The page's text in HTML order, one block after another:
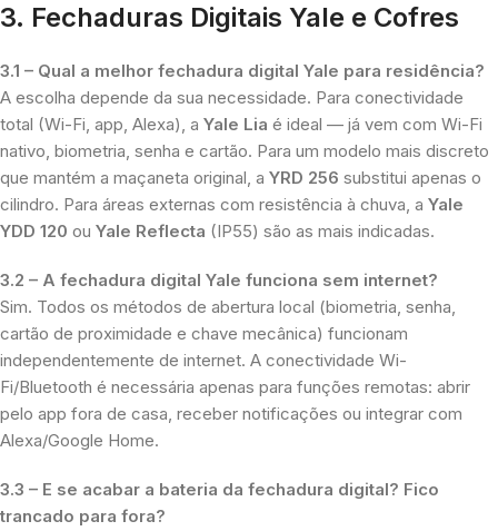
3. Fechaduras Digitais Yale e Cofres
3.1 – Qual a melhor fechadura digital Yale para residência?
A escolha depende da sua necessidade. Para conectividade
total (Wi-Fi, app, Alexa), a Yale Lia é ideal — já vem com Wi-Fi
nativo, biometria, senha e cartão. Para um modelo mais discreto
que mantém a maçaneta original, a YRD 256 substitui apenas o
cilindro. Para áreas externas com resistência à chuva, a Yale
YDD 120 ou Yale Reflecta (IP55) são as mais indicadas.
3.2 – A fechadura digital Yale funciona sem internet?
Sim. Todos os métodos de abertura local (biometria, senha,
cartão de proximidade e chave mecânica) funcionam
independentemente de internet. A conectividade Wi-
Fi/Bluetooth é necessária apenas para funções remotas: abrir
pelo app fora de casa, receber notificações ou integrar com
Alexa/Google Home.
3.3 – E se acabar a bateria da fechadura digital? Fico
trancado para fora?